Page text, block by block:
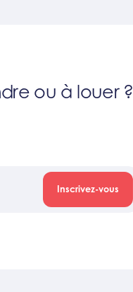
ou à louer ?
Inscrivez-vous